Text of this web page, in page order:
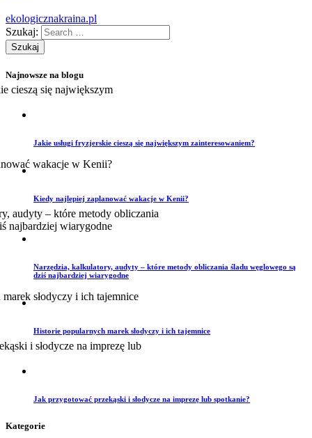
ekologicznakraina.pl
Szukaj:
Najnowsze na blogu
Jakie usługi fryzjerskie cieszą się największym zainteresowaniem?
Kiedy najlepiej zaplanować wakacje w Kenii?
Narzędzia, kalkulatory, audyty – które metody obliczania śladu węglowego są
dziś najbardziej wiarygodne
Historie popularnych marek słodyczy i ich tajemnice
Jak przygotować przekąski i słodycze na imprezę lub spotkanie?
Kategorie